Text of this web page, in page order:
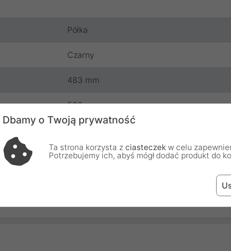
Półka
Czarny
483 mm
500 mm
24 miesiące
Dbamy o Twoją prywatność
Ta strona korzysta z ciasteczek w celu
Potrzebujemy ich, abyś mógł dodać produkt do